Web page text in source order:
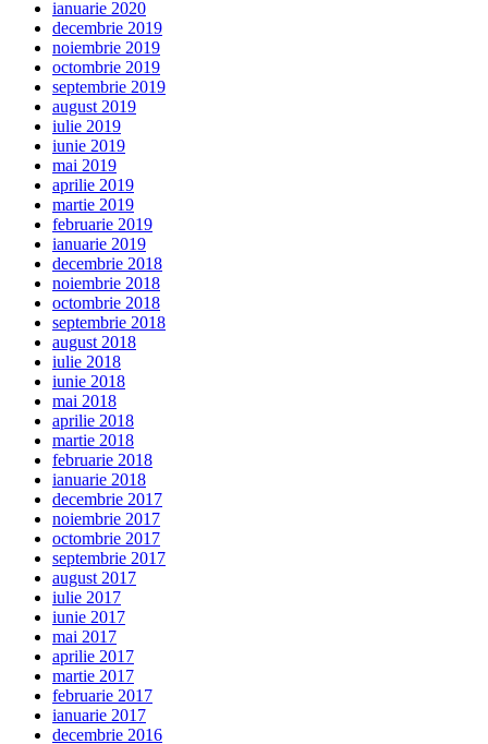
ianuarie 2020
decembrie 2019
noiembrie 2019
octombrie 2019
septembrie 2019
august 2019
iulie 2019
iunie 2019
mai 2019
aprilie 2019
martie 2019
februarie 2019
ianuarie 2019
decembrie 2018
noiembrie 2018
octombrie 2018
septembrie 2018
august 2018
iulie 2018
iunie 2018
mai 2018
aprilie 2018
martie 2018
februarie 2018
ianuarie 2018
decembrie 2017
noiembrie 2017
octombrie 2017
septembrie 2017
august 2017
iulie 2017
iunie 2017
mai 2017
aprilie 2017
martie 2017
februarie 2017
ianuarie 2017
decembrie 2016